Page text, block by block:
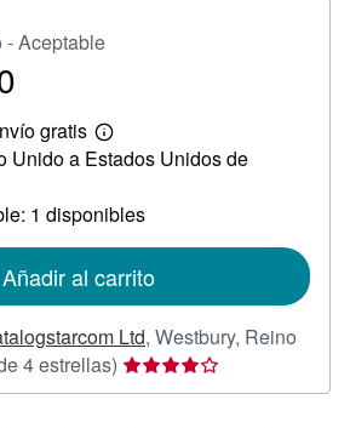
Aceptable
gratis
Más
información
tarifas
envío
Unido a Estados Unidos de
1 disponibles
Añadir al carrito
Ltd, Westbury, Reino
4 estrellas) Calificación
del